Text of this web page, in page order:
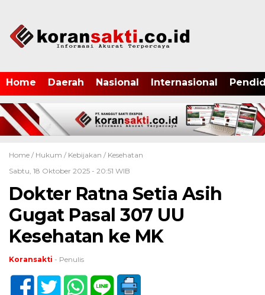
Home Daerah Nasional Internasional
Home / Hukum / Kebijakan / Kesehatan
Sabtu, 18 Oktober 2025 - 20:51 WIB
Dokter Ratna Setia Asih
Gugat Pasal 307 UU
Kesehatan ke MK
Koransakti - Penulis